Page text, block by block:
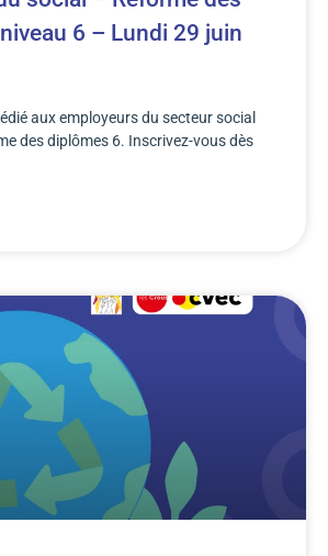
6 – Lundi 29 juin
aux employeurs du secteur social
des diplômes 6. Inscrivez-vous dès